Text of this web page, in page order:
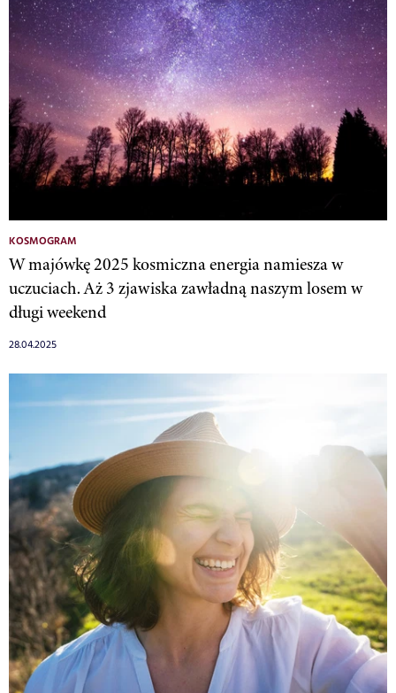
KOSMOGRAM
W majówkę 2025 kosmiczna energia namiesza w
uczuciach. Aż 3 zjawiska zawładną naszym losem w
długi weekend
28.04.2025